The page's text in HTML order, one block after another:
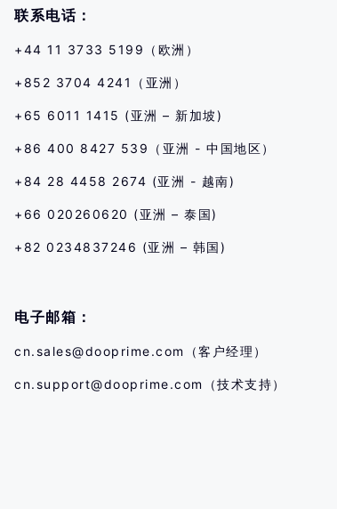
联系电话：
+44 11 3733 5199（欧洲）
+852 3704 4241（亚洲）
+65 6011 1415 (亚洲 – 新加坡)
+86 400 8427 539（亚洲 - 中国地区）
+84 28 4458 2674 (亚洲 - 越南)
+66 020260620 (亚洲 – 泰国)
+82 0234837246 (亚洲 – 韩国)
电子邮箱：
cn.sales@dooprime.com （客户经理）
cn.support@dooprime.com （技术支持）